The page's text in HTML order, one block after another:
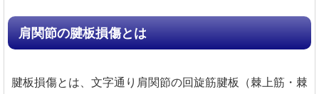
肩関節の腱板損傷とは
腱板損傷とは、文字通り肩関節の回旋筋腱板（棘上筋・棘